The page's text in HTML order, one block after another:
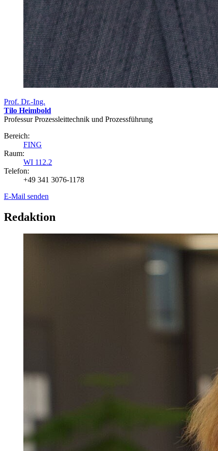
Prof. Dr.-Ing.
Tilo Heimbold
Professur Prozessleittechnik und Prozessführung
Bereich:
FING
Raum:
WI 112.2
Telefon:
+49 341 3076-1178
E-Mail senden
Redaktion